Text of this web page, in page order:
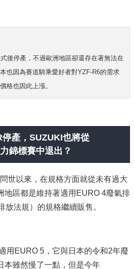
後停產，不過歐洲地區卻還存在著無法在
也因為賽道騎乘愛好者對YZF-R6的需求
格也因此上漲。
產，SUZUKI也將從
錦標賽中退出？
世以來，在規格方面就從未有過大
地區都是維持著適用EURO 4廢氣排
放法規）的規格繼續販售。
用EURO 5，它與日本的令和2年廢
本雖然慢了一點，但是今年